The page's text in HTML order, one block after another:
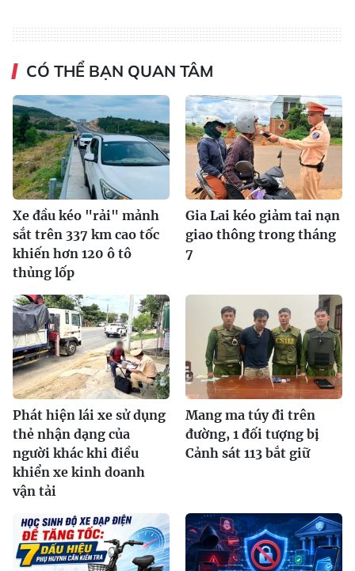
CÓ THỂ BẠN QUAN TÂM
Xe đầu kéo "rải" mảnh
sắt trên 337 km cao tốc
khiến hơn 120 ô tô
thủng lốp
Gia Lai kéo giảm tai nạn
giao thông trong tháng
7
Phát hiện lái xe sử dụng
thẻ nhận dạng của
người khác khi điều
khiển xe kinh doanh
vận tải
Mang ma túy đi trên
đường, 1 đối tượng bị
Cảnh sát 113 bắt giữ